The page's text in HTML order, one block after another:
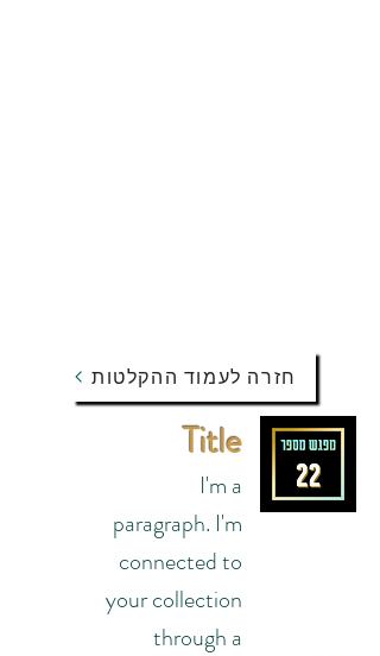
חזרה לעמוד ההקלטות
Title
I'm a
paragraph. I'm
connected to
your collection
through a